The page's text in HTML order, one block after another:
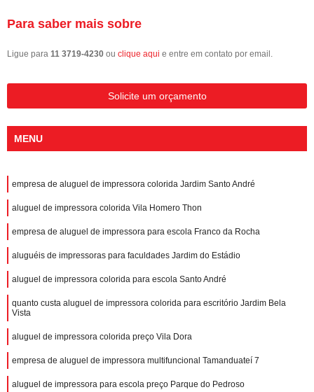
Para saber mais sobre
Ligue para 11 3719-4230 ou clique aqui e entre em contato por email.
Solicite um orçamento
MENU
empresa de aluguel de impressora colorida Jardim Santo André
aluguel de impressora colorida Vila Homero Thon
empresa de aluguel de impressora para escola Franco da Rocha
aluguéis de impressoras para faculdades Jardim do Estádio
aluguel de impressora colorida para escola Santo André
quanto custa aluguel de impressora colorida para escritório Jardim Bela
Vista
aluguel de impressora colorida preço Vila Dora
empresa de aluguel de impressora multifuncional Tamanduateí 7
aluguel de impressora para escola preço Parque do Pedroso